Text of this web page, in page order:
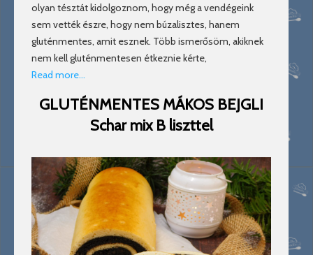
olyan tésztát kidolgoznom, hogy még a vendégeink
sem vették észre, hogy nem búzalisztes, hanem
gluténmentes, amit esznek. Több ismerősöm, akiknek
nem kell gluténmentesen étkeznie kérte,
Read more…
GLUTÉNMENTES MÁKOS BEJGLI
Schar mix B liszttel